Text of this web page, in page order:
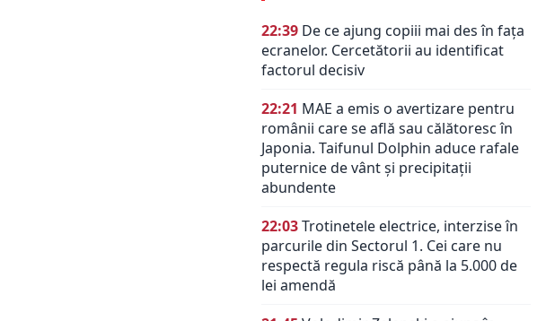
22:39 De ce ajung copiii mai des în fața
ecranelor. Cercetătorii au identificat
factorul decisiv
22:21 MAE a emis o avertizare pentru
românii care se află sau călătoresc în
Japonia. Taifunul Dolphin aduce rafale
puternice de vânt și precipitații
abundente
22:03Trotinetele electrice, interzise în
parcurile din Sectorul 1. Cei care nu
respectă regula riscă până la 5.000 de
lei amendă